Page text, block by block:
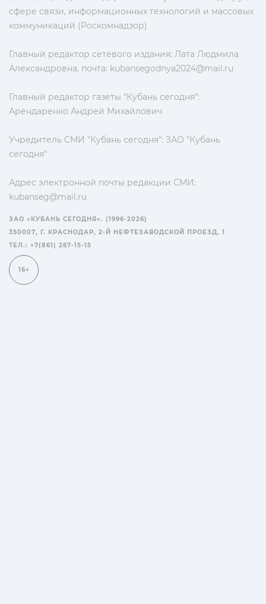
сфере связи, информационных технологий и массовых
коммуникаций (Роскомнадзор)
Главный редактор сетевого издания: Лата Людмила
Александровна, почта: kubansegodnya2024@mail.ru
Главный редактор газеты "Кубань сегодня":
Арендаренко Андрей Михайлович
Учредитель СМИ "Кубань сегодня": ЗАО "Кубань
сегодня"
Адрес электронной почты редакции СМИ:
kubanseg@mail.ru
ЗАО «КУБАНЬ СЕГОДНЯ». (1996-2026)
350007, Г. КРАСНОДАР, 2-Й НЕФТЕЗАВОДСКОЙ ПРОЕЗД, 1
ТЕЛ.: +7(861) 267-15-15
16+